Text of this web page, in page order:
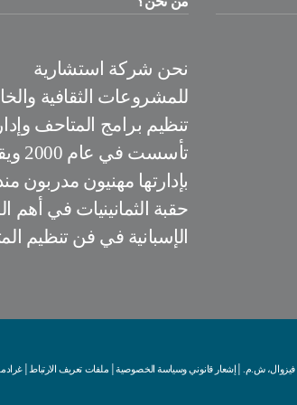
نحن شركة استشارية
للمشروعات الثقافية
تنظيم برامج المتاحف
تأسست في
بإدارتها مهنيون مدربون
حقبة الثمانينيات في أهم
الإسبانية في فن تنظيم
إشعار قانوني وسياسة الخصوصية│ ملفات تعريف الارتباط │